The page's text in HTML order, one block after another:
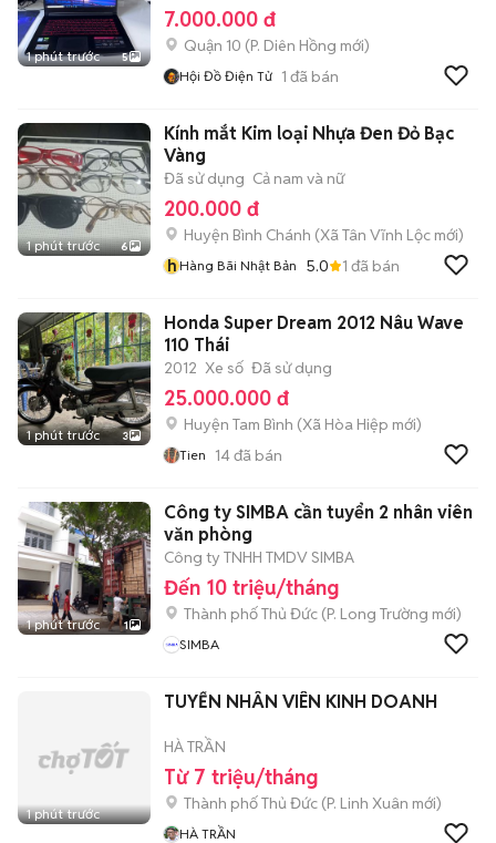
1 phút trước 5
7.000.000 đ
Quận 10 (P. Diên Hồng mới)
Hội Đồ Điện Tử 1 đã bán
1 phút trước 6
Kính mắt Kim loại Nhựa Đen Đỏ Bạc
Vàng
Đã sử dụng Cả nam và nữ
200.000 đ
Huyện Bình Chánh (Xã Tân Vĩnh Lộc mới)
hHàng Bãi Nhật Bản 5.0 1 đã bán
1 phút trước 3
Honda Super Dream 2012 Nâu Wave
110 Thái
2012 Xe số Đã sử dụng
25.000.000 đ
Huyện Tam Bình (Xã Hòa Hiệp mới)
Tien 14đã bán
1 phút trước 1
Công ty SIMBA cần tuyển 2 nhân viên
văn phòng
Công ty TNHH TMDV SIMBA
Đến 10 triệu/tháng
Thành phố Thủ Đức (P. Long Trường mới)
SIMBA
1 phút trước
TUYỂN NHÂN VIÊN KINH DOANH
HÀ TRẦN
Từ 7 triệu/tháng
Thành phố Thủ Đức (P. Linh Xuân mới)
HÀ TRẦN